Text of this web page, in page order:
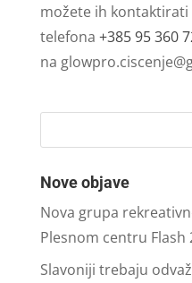
možete ih
telefona +385 95 360
na
Nove objave
Nova grupa
Plesnom centru Flash
Slavoniji trebaju